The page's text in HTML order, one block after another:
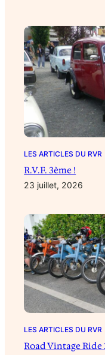
LES ARTICLES DU RVR
R.V.F. 3ème !
23 juillet, 2026
LES ARTICLES DU RVR
Road Vintage Ride